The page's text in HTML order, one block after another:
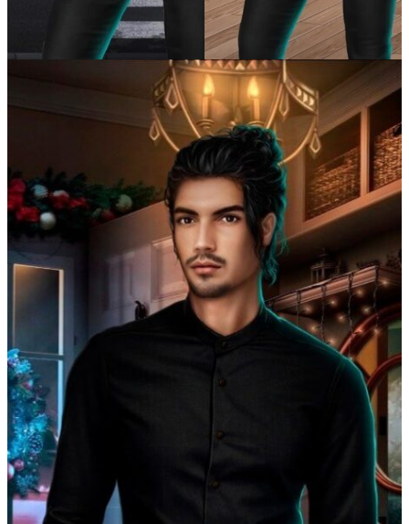
Там, Где Любовь Горит Вечно
Te Amo. Том 1: Залив надежды
Пришествие Номер Три